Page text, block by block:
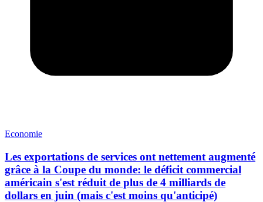
Economie
Les exportations de services ont nettement augmenté
grâce à la Coupe du monde: le déficit commercial
américain s'est réduit de plus de 4 milliards de
dollars en juin (mais c'est moins qu'anticipé)